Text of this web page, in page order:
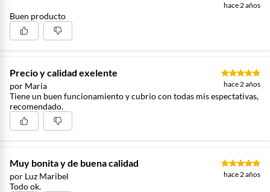
hace 2 años
Buen producto
Precio y calidad exelente
por Maria hace 2 años
Tiene un buen funcionamiento y cubrio con todas mis espectativas,
recomendado.
Muy bonita y de buena calidad
por Luz Maribel hace 2 años
Todo ok.